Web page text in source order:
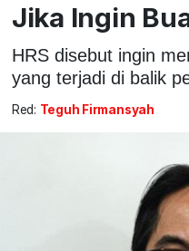
Jika Ingin
HRS disebut ingin
yang terjadi di balik
Red: Teguh Firmansyah